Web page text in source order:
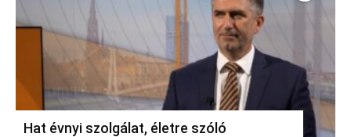
Hat évnyi szolgálat, életre szóló